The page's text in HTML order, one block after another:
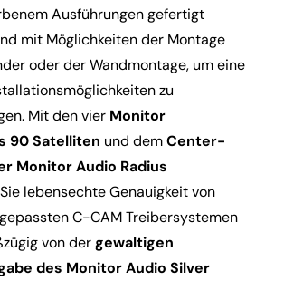
Ausführungen gefertigt
mit Möglichkeiten der Montage
oder der Wandmontage, um eine
zu
Mit den vier Monitor
90Satelliten und demCenter-
Monitor Audio Radius
lebensechte Genauigkeit von
C-CAM Treibersystemen
von dergewaltigen
des Monitor Audio Silver